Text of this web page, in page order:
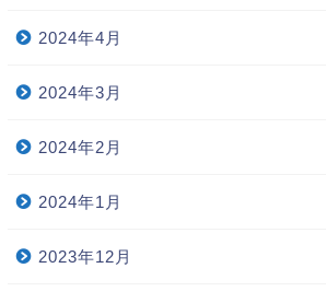
2024年4月
2024年3月
2024年2月
2024年1月
2023年12月